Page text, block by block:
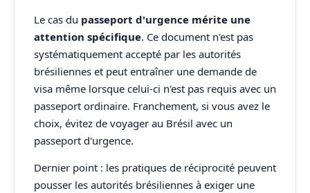
Le cas du passeport d'urgence mérite une
attention spécifique. Ce document n'est pas
systématiquement accepté par les autorités
brésiliennes et peut entraîner une demande de
visa même lorsque celui-ci n'est pas requis avec un
passeport ordinaire. Franchement, si vous avez le
choix, évitez de voyager au Brésil avec un
passeport d'urgence.
Dernier point : les pratiques de réciprocité peuvent
pousser les autorités brésiliennes à exiger une